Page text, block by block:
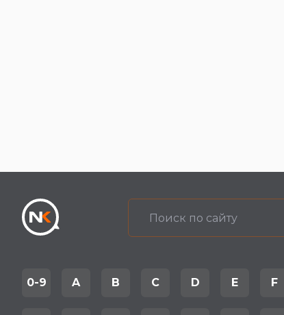
0-9 A B C D E F